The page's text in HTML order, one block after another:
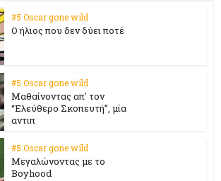
#5 Oscar gone wild
Ο ήλιος που δεν δύει ποτέ
#5 Oscar gone wild
Μαθαίνοντας απ' τον
“Ελεύθερο Σκοπευτή”, μία
αντιπ
#5 Oscar gone wild
Μεγαλώνοντας με το
Boyhood